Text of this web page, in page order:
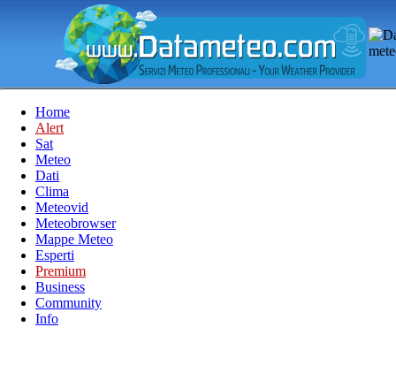
Home
Alert
Sat
Meteo
Dati
Clima
Meteovid
Meteobrowser
Mappe Meteo
Esperti
Premium
Business
Community
Info